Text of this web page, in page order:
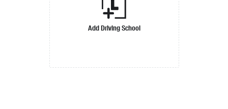
Add Driving School